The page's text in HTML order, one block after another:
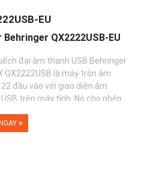
EU
Behringer QX2222USB-EU
đại âm thanh USB Behringer
QX2222USB là máy trộn âm
đầu vào với giao diện âm
trên máy tính. Nó cho phép